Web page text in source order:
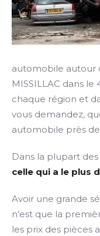
automobile autour
MISSILLAC dans
chaque région et
vous demandez,
automobile près
Dans la plupart des
celle qui a le plus
Avoir une grande
n’est que la
les prix des pièces